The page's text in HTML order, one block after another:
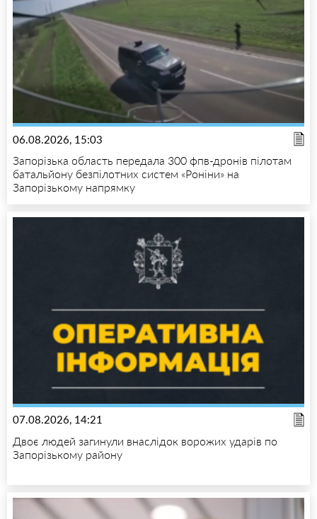
06.08.2026, 15:03
Запорізька область передала 300 фпв-дронів пілотам
батальйону безпілотних систем «Роніни» на
Запорізькому напрямку
07.08.2026, 14:21
Двоє людей загинули внаслідок ворожих ударів по
Запорізькому району